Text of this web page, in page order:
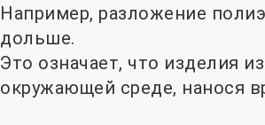
Например, разложение
дольше.
Это означает, что изделия
окружающей среде, нанося